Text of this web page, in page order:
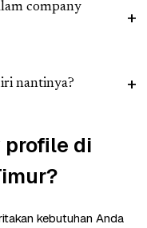
company
nantinya?
profile di
kebutuhan Anda